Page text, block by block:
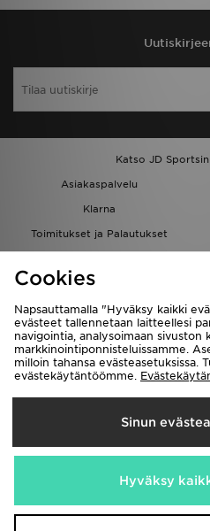
Katso JD
Asiakaspalvelu
Klarna
Toimitukset ja Palautukset
Löydä myymälä
Kumppanuusohjelma
Suomi
Me hyväksymme
Cookies
Napsauttamalla "Hyväksy kaikki
evästeet tallennetaan laitteellesi
navigointia, analysoimaan
markkinointiponnisteluissamme.
milloin tahansa evästeasetuksissa.
evästekäytäntöömme.
Sinun
Hyväksy